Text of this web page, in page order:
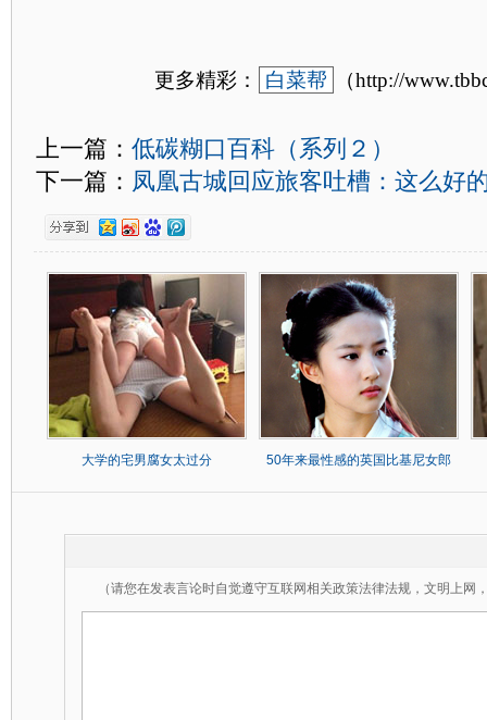
更多精彩： 白菜帮 （http://
上一篇： 低碳糊口百科（系列２）
下一篇： 凤凰古城回应旅客吐槽：这么好
大学的宅男腐女太过分 50年来最性感的英国比基尼女郎
（请您在发表言论时自觉遵守互联网相关政策法律法规，文明上网